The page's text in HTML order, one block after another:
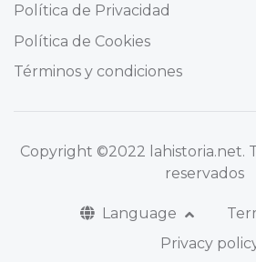
Política de Privacidad
Política de Cookies
Términos y condiciones
Copyright ©2022 lahistoria.net.
reservados
Language
Privacy